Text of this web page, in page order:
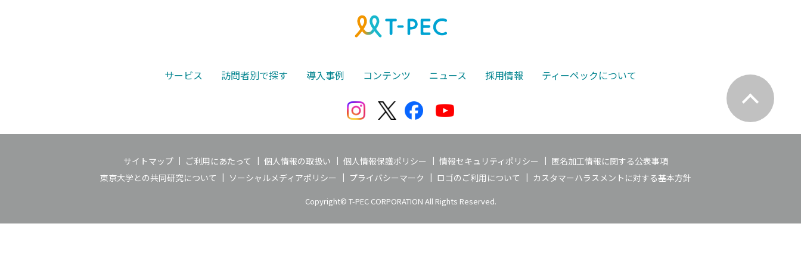
サービス 訪問者別で探す 導入事例 コンテンツ ニュース 採用情報 ティーペックについて
サイトマップ ご利用にあたって 個人情報の取扱い 個人情報保護ポリシー 情報セキュリティポリシー
匿名加工情報に関する公表事項
東京大学との共同研究について
ソーシャルメディアポリシー プライバシーマーク ロゴのご利用について カスタマーハラスメントに対する基本方針
Copyright© T-PEC CORPORATION All Rights Reserved.